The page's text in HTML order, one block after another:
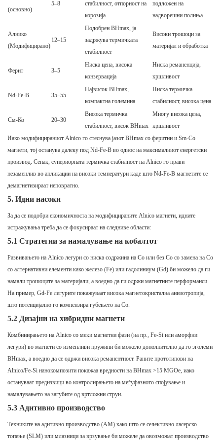
(основно)
5–8
стабилност, отпорност на
корозија
подложен на
надворешни полиња
Алнико
(Модифицирано)
12–15
Подобрен BHmax, ја
задржува термичката
стабилност
Високи трошоци за
материјал и обработка
Ферит 3–5
Ниска цена, висока
конзервација
Ниска реманенција,
кршливост
Nd-Fe-B 35–55
Највисок BHmax,
компактна големина
Ниска термичка
стабилност, висока цена
См-Ко 20–30
Висока термичка
стабилност, висок BHmax
Многу висока цена,
кршливост
Иако модифицираниот Alnico го стеснува јазот BHmax со феритни и Sm-Co
магнети, тој останува далеку под Nd-Fe-B во однос на максималниот енергетски
производ. Сепак, супериорната термичка стабилност на Alnico го прави
незаменлив во апликации на високи температури каде што Nd-Fe-B магнетите се
демагнетизираат неповратно.
5. Идни насоки
За да се подобри економичноста на модифицираните Alnico магнети, идните
истражувања треба да се фокусираат на следниве области:
5.1 Стратегии за намалување на кобалтот
Развивањето на Alnico легури со ниска содржина на Co или без Co со замена на Co
со алтернативни елементи како железо (Fe) или гадолиниум (Gd) би можело да ги
намали трошоците за материјали, а воедно да ги одржи магнетните перформанси.
На пример, Gd-Fe легурите покажуваат висока магнетокристална анизотропија,
што потенцијално го компензира губењето на Co.
5.2 Дизајни на хибридни магнети
Комбинирањето на Alnico со меки магнетни фази (на пр., Fe-Si или аморфни
легури) во магнети со изменливи пружини би можело дополнително да го зголеми
BHmax, а воедно да се одржи висока реманентност. Раните прототипови на
Alnico/Fe-Si нанокомпозити покажаа вредности на BHmax >15 MGOe, иако
остануваат предизвици во контролирањето на меѓуфазното спојување и
намалувањето на загубите од вртложни струи.
5.3 Адитивно производство
Техниките на адитивно производство (AM) како што се селективно ласерско
топење (SLM) или млазници за врзување би можеле да овозможат производство